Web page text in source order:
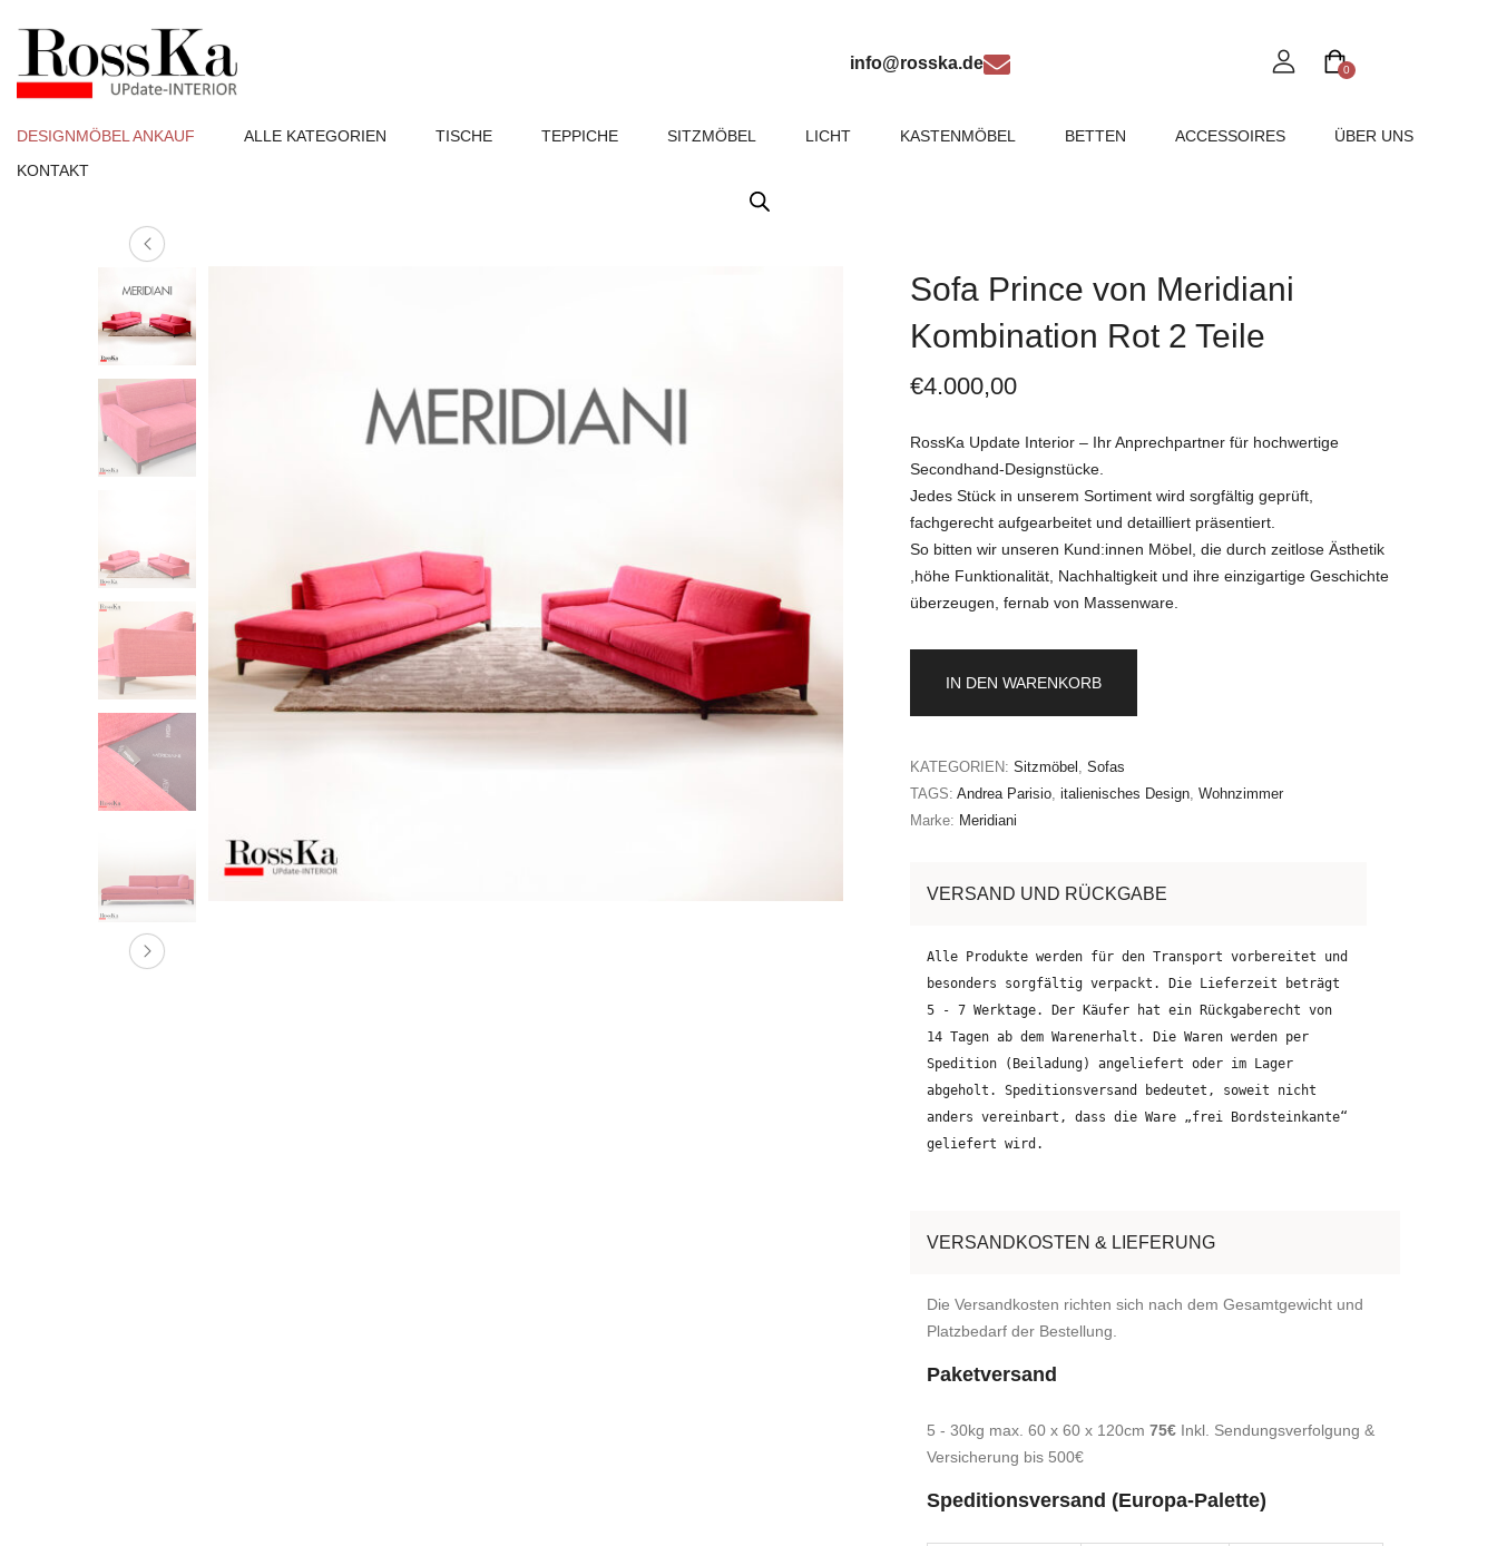
info@rosska.de 0
DESIGNMÖBEL ANKAUF ALLE KATEGORIEN TISCHE TEPPICHE SITZMÖBEL LICHT KASTENMÖBEL BETTEN ACCESSOIRES
ÜBER UNS
KONTAKT
Sofa Prince von Meridiani
Kombination Rot 2 Teile
€4.000,00
RossKa Update Interior – Ihr Anprechpartner für hochwertige
Secondhand-Designstücke.
Jedes Stück in unserem Sortiment wird sorgfältig geprüft,
fachgerecht aufgearbeitet und detailliert präsentiert.
So bitten wir unseren Kund:innen Möbel, die durch zeitlose Ästhetik
,höhe Funktionalität, Nachhaltigkeit und ihre einzigartige Geschichte
überzeugen, fernab von Massenware.
IN DEN WARENKORB
KATEGORIEN: Sitzmöbel , Sofas
TAGS: Andrea Parisio, italienisches Design, Wohnzimmer
Marke: Meridiani
VERSAND UND RÜCKGABE
Alle Produkte werden für den Transport vorbereitet und
besonders sorgfältig verpackt. Die Lieferzeit beträgt
5 - 7 Werktage. Der Käufer hat ein Rückgaberecht von
14 Tagen ab dem Warenerhalt. Die Waren werden per
Spedition (Beiladung) angeliefert oder im Lager
abgeholt. Speditionsversand bedeutet, soweit nicht
anders vereinbart, dass die Ware „frei Bordsteinkante“
geliefert wird.
VERSANDKOSTEN & LIEFERUNG
Die Versandkosten richten sich nach dem Gesamtgewicht und
Platzbedarf der Bestellung.
Paketversand
5 - 30kg max. 60 x 60 x 120cm 75€Inkl. Sendungsverfolgung &
Versicherung bis 500€
Speditionsversand (Europa-Palette)